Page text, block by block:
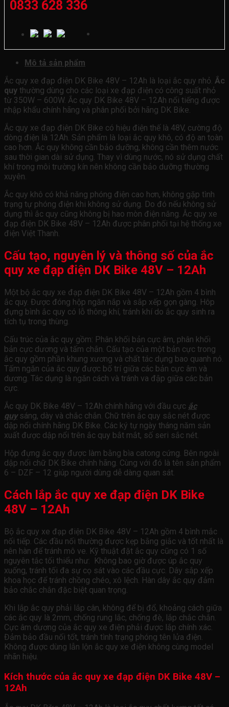
0833 628 336
Mô tả sản phẩm
Ắc quy xe đạp điện DK Bike 48V – 12Ah là loại ắc quy nhỏ. Ắc
quy thường dùng cho các loại xe đạp điện có công suất nhỏ
từ 350W – 600W. Ắc quy DK Bike 48V – 12Ah nổi tiếng được
nhập khẩu chính hãng và phân phối bởi hãng DK Bike.
Ắc quy xe đạp điện DK Bike có hiệu điện thế là 48V, cường độ
dòng điện là 12Ah. Sản phẩm là loại ắc quy khô, có độ an toàn
cao hơn. Ắc quy không cần bảo dưỡng, không cần thêm nước
sau thời gian dài sử dụng. Thay vì dùng nước, nó sử dụng chất
khí trong môi trường kín nên không cần bảo dưỡng thường
xuyên.
Ắc quy khô có khả năng phóng điện cao hơn, không gặp tình
trạng tự phóng điện khi không sử dụng. Do đó nếu không sử
dụng thì ắc quy cũng không bị hao mòn điện năng. Ắc quy xe
đạp điện DK Bike 48V – 12Ah được phân phối tại hệ thống xe
điện Việt Thanh.
Cấu tạo, nguyên lý và thông số của ắc
quy xe đạp điện DK Bike 48V – 12Ah
Một bộ ắc quy xe đạp điện DK Bike 48V – 12Ah gồm 4 bình
ắc quy. Được đóng hộp ngăn nắp và sắp xếp gọn gàng. Hôp
đựng bình ắc quy có lỗ thông khí, tránh khí do ắc quy sinh ra
tích tụ trong thùng.
Cấu trúc của ắc quy gồm: Phân khối bản cực âm, phân khối
bản cực dương và tấm chắn. Cấu tạo của một bản cực trong
ắc quy gồm phần khung xương và chất tác dụng bao quanh nó.
Tấm ngăn của ắc quy được bố trí giữa các bản cực âm và
dương. Tác dụng là ngăn cách và tránh va đập giữa các bản
cực.
Ắc quy DK Bike 48V – 12Ah chính hãng với đầu cực ắc
quysáng, dày và chắc chắn. Chữ trên ắc quy sắc nét được
dập nổi chính hãng DK Bike. Các ký tự ngày tháng năm sản
xuất được dập nổi trên ắc quy bắt mắt, số seri sắc nét.
Hộp đựng ắc quy được làm bằng bìa catong cứng. Bên ngoài
dập nổi chữ DK Bike chính hãng. Cùng với đó là tên sản phẩm
6 – DZF – 12 giúp người dùng dễ dàng quan sát.
Cách lắp ắc quy xe đạp điện DK Bike
48V – 12Ah
Bộ ắc quy xe đạp điện DK Bike 48V – 12Ah gồm 4 bình mắc
nối tiếp. Các đầu nối thường được kẹp bằng giắc và tốt nhất là
nên hàn để tránh mô ve. Kỹ thuật đặt ắc quy cũng có 1 số
nguyên tắc tối thiểu như: Không bao giờ được úp ắc quy
xuống, tránh tối đa sự cọ sát vào các đầu cực. Dây sắp xếp
khoa học để tránh chồng chéo, xô lệch. Hàn dây ắc quy đảm
bảo chắc chắn đặc biệt quan trọng.
Khi lắp ắc quy phải lắp cân, không để bị đổ, khoảng cách giữa
các ắc quy là 2mm, chống rung lắc, chống đè, lắp chắc chắn.
Cực âm dương của ắc quy xe điện phải được lắp chính xác.
Đảm bảo đầu nối tốt, tránh tình trạng phóng tên lửa điện.
Không được dùng lẫn lộn ắc quy xe điện không cùng model
nhãn hiệu.
Kích thước của ắc quy xe đạp điện DK Bike 48V –
12Ah